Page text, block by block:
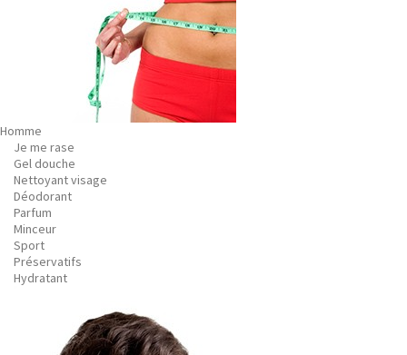
Homme
Je me rase
Gel douche
Nettoyant visage
Déodorant
Parfum
Minceur
Sport
Préservatifs
Hydratant